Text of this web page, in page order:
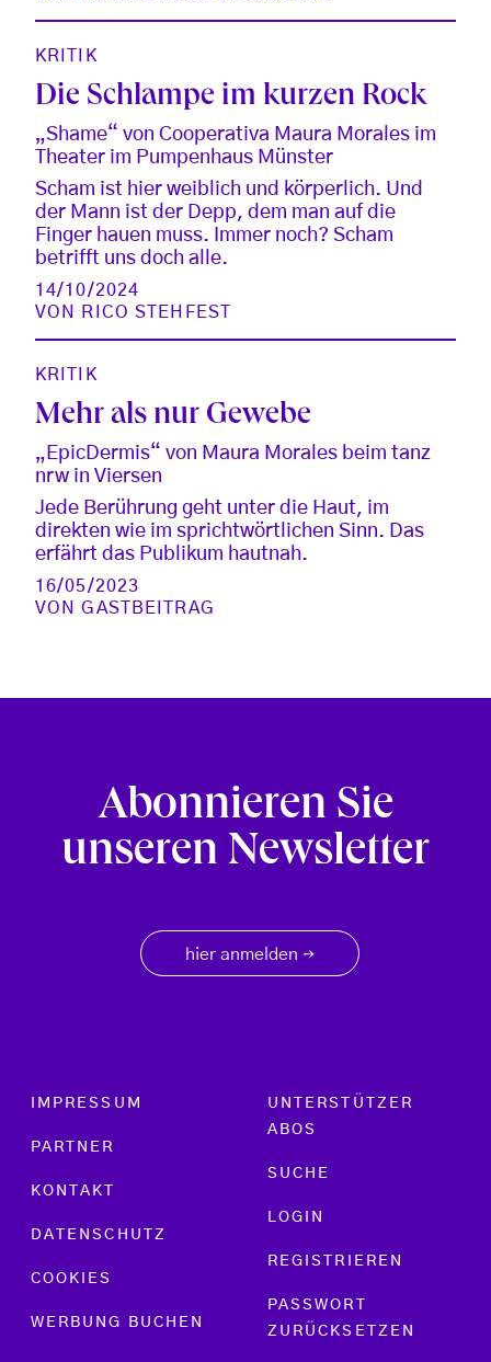
KRITIK
Die Schlampe im kurzen Rock
„Shame“ von Cooperativa Maura Morales im
Theater im Pumpenhaus Münster
Scham ist hier weiblich und körperlich. Und
der Mann ist der Depp, dem man auf die
Finger hauen muss. Immer noch? Scham
betrifft uns doch alle.
14/10/2024
VON
RICO STEHFEST
KRITIK
Mehr als nur Gewebe
„EpicDermis“ von Maura Morales beim tanz
nrw in Viersen
Jede Berührung geht unter die Haut, im
direkten wie im sprichtwörtlichen Sinn. Das
erfährt das Publikum hautnah.
16/05/2023
VONGASTBEITRAG
Abonnieren Sie
unseren Newsletter
hier anmelden →
Footer menu
IMPRESSUM
PARTNER
KONTAKT
DATENSCHUTZ
COOKIES
WERBUNG BUCHEN
UNTERSTÜTZER
ABOS
SUCHE
LOGIN
REGISTRIEREN
PASSWORT
ZURÜCKSETZEN